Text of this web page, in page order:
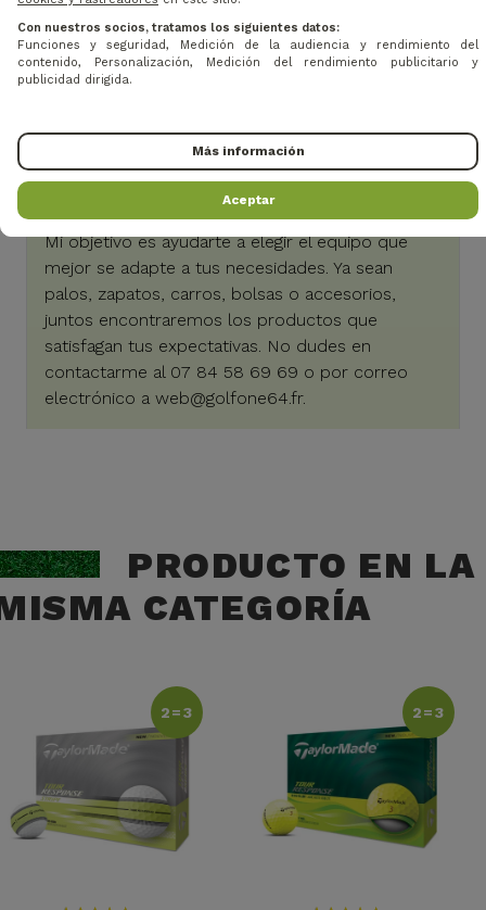
Baptiste, experto en golf
¿Tienes alguna pregunta?
Mi objetivo es ayudarte a elegir el equipo que
mejor se adapte a tus necesidades. Ya sean
palos, zapatos, carros, bolsas o accesorios,
juntos encontraremos los productos que
satisfagan tus expectativas. No dudes en
contactarme al 07 84 58 69 69 o por correo
electrónico a web@golfone64.fr.
PRODUCTO EN LA
CATEGORÍA
2=3 2=3
Con nuestros socios, tratamos los siguientes datos:
Funciones y seguridad, Medición de la audiencia y rendimiento del
contenido, Personalización, Medición del rendimiento publicitario y
publicidad dirigida.
Más información
Aceptar